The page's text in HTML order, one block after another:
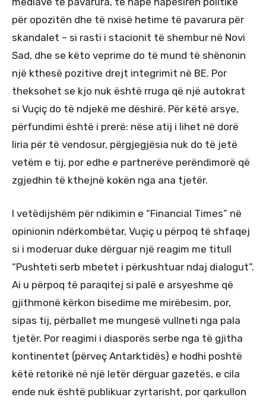
për opozitën dhe të nxisë hetime të pavarura për
skandalet – si rasti i stacionit të shembur në Novi
Sad, dhe se këto veprime do të mund të shënonin
një kthesë pozitive drejt integrimit në BE. Por
theksohet se kjo nuk është rruga që një autokrat
si Vuçiç do të ndjekë me dëshirë. Për këtë arsye,
përfundimi është i prerë: nëse atij i lihet në dorë
liria për të vendosur, përgjegjësia nuk do të jetë
vetëm e tij, por edhe e partnerëve perëndimorë që
zgjedhin të kthejnë kokën nga ana tjetër.
I vetëdijshëm për ndikimin e “Financial Times” në
opinionin ndërkombëtar, Vuçiç u përpoq të shfaqej
si i moderuar duke dërguar një reagim me titull
“Pushteti serb mbetet i përkushtuar ndaj dialogut”.
Ai u përpoq të paraqitej si palë e arsyeshme që
gjithmonë kërkon bisedime me mirëbesim, por,
sipas tij, përballet me mungesë vullneti nga pala
tjetër. Por reagimi i diasporës serbe nga të gjitha
kontinentet (përveç Antarktidës) e hodhi poshtë
këtë retorikë në një letër dërguar gazetës, e cila
ende nuk është publikuar zyrtarisht, por qarkullon